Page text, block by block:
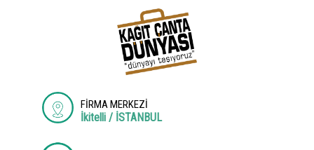
FİRMA MERKEZİ
İkitelli / İSTANBUL